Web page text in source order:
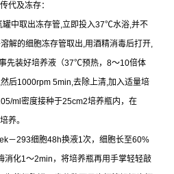
代及冻存：
罐中取出冻存管,立即投入37℃水浴,并不
解的细胞冻存管取出,用酒精消毒后打开,
先装好培养液（37℃预热， 8～10倍体
,然后1000rpm 5min,去除上清,加入适量培
ml 密度接种于25cm2培养瓶内，在
养。
－293细胞48h换液1次，细胞长至60%
消化1～2min ，将培养瓶再用手掌轻轻敲